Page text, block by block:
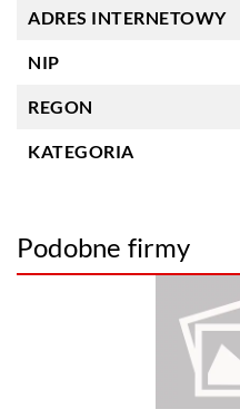
ADRES INTERNETOWY
NIP
REGON
KATEGORIA
Podobne firmy